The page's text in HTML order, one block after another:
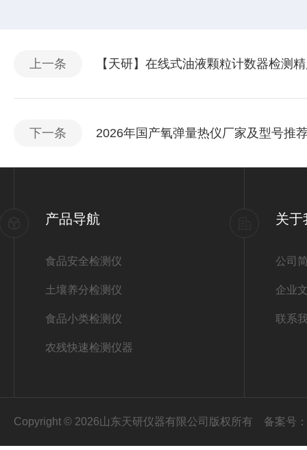
上一条 【天研】在线式油液颗粒计数器检测
下一条 2026年国产氧弹量热仪厂家及型号推
产品导航
食品安全检测仪
土壤养分检测仪
食品小类检测仪
农残快速检测仪器
关于
公司
企业
联系
Copyright © 2026山东天研仪器有限公司版权所有 备案号